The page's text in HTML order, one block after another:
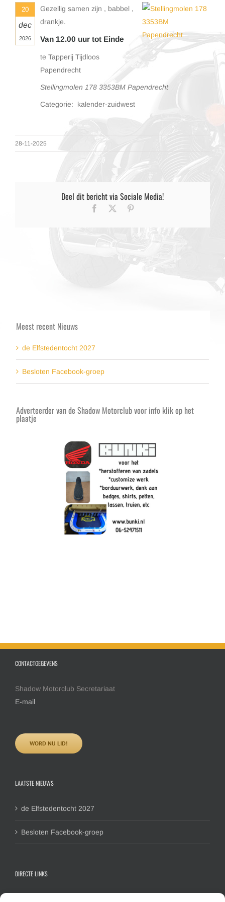
20
dec
2026
Gezellig samen zijn , babbel ,
drankje.
Van 12.00 uur tot Einde
te Tapperij Tijdloos
Papendrecht
Stellingmolen 178 3353BM Papendrecht
Categorie: kalender-zuidwest
28-11-2025
Deel dit bericht via Sociale Media!
Facebook
Meest recent Nieuws
de Elfstedentocht 2027
Besloten Facebook-groep
Adverteerder van de Shadow Motorclub voor info klik op het
plaatje
CONTACTGEGEVENS
Shadow Motorclub Secretariaat
E-mail
WORD NU LID!
LAATSTE NIEUWS
de Elfstedentocht 2027
Besloten Facebook-groep
DIRECTE LINKS